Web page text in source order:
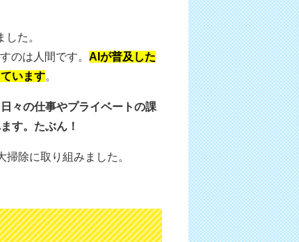
た。
のは人間です。 AIが普及した
います。
々の仕事やプライベートの課
す。たぶん！
除に取り組みました。